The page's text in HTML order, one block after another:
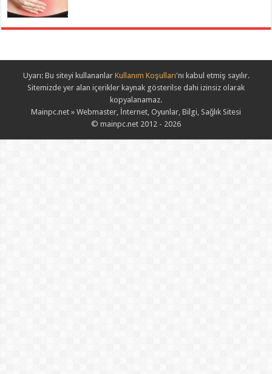
Uyarı: Bu siteyi kullananlar Kullanım Koşulları'nı kabul etmiş sayılır.
Sitemizde yer alan içerikler kaynak gösterilse dahi izinsiz olarak
kopyalanamaz.
Mainpc.net » Webmaster, İnternet, Oyunlar, Bilgi, Sağlık Sitesi
© mainpc.net 2012 - 2026